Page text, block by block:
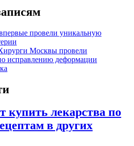
провели уникальную
Москвы провели
исправлению деформации
купить лекарства по
в других